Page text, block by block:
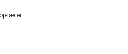
læder